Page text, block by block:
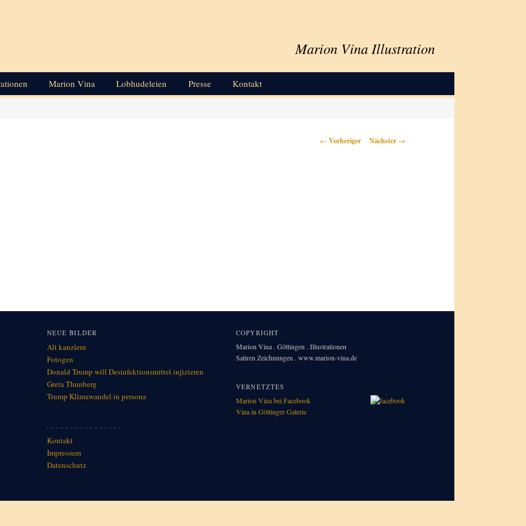
Marion Vina Illustration
Marion Vina Lobhudeleien Presse Kontakt
Beitragsnavigation
← Vorheriger Nächster →
NEUE BILDER
Alt kanzlern
Fotogen
Donald Trump will Desinfektionsmittel injizieren
Greta Thunberg
Trump Klimawandel in per­so­na
. . . . . . . . . . . . . . . .
Kontakt
Impressum
Datenschutz
COPYRIGHT
Marion Vina . Göttingen . Illustrationen
Satiren Zeichnungen . www.marion-vina.de
VERNETZTES
Marion Vina bei Facebook
Vina in Göttinger Galerie